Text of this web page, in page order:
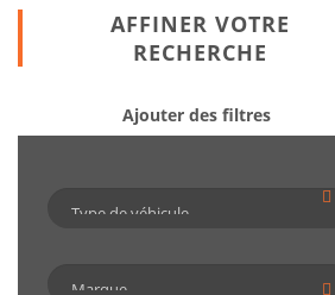
AFFINER VOTRE
RECHERCHE
Ajouter des filtres